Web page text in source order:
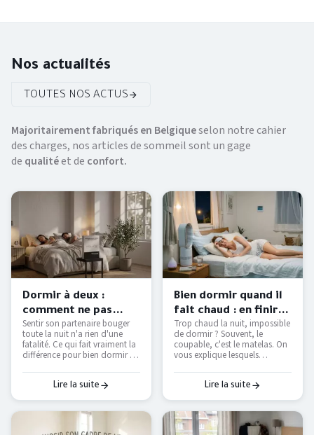
Nos actualités
TOUTES NOS ACTUS
Majoritairement fabriqués en Belgiqueselon notre cahier
des charges, nos articles de sommeil sont un gage
de qualitéet de confort.
Dormir à deux :
comment ne pas
déranger son
partenaire ?
Sentir son partenaire bouger
toute la nuit n'a rien d'une
fatalité. Ce qui fait vraiment la
différence pour bien dormir à
avant d'acheter.
Lire la suite
Bien dormir quand il
fait chaud : en finir
avec les nuits moites
— Literie Bottz Liège
Trop chaud la nuit, impossible
de dormir ? Souvent, le
coupable, c'est le matelas. On
vous explique lesquels
vraiment, et comment
retrouver des nuits fraîches
sans tout remplacer.
Lire la suite